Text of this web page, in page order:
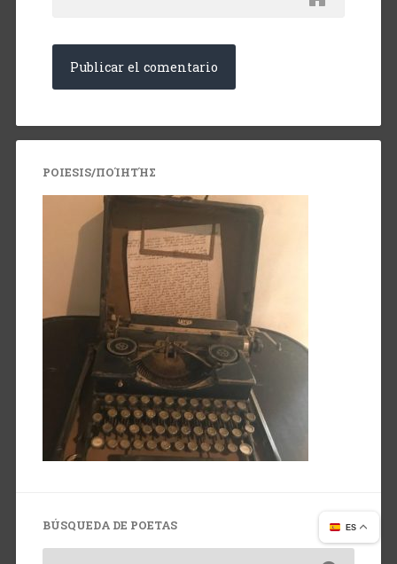
POIESIS/ΠΟΊΗΤΉΣ
BÚSQUEDA DE POETAS ES